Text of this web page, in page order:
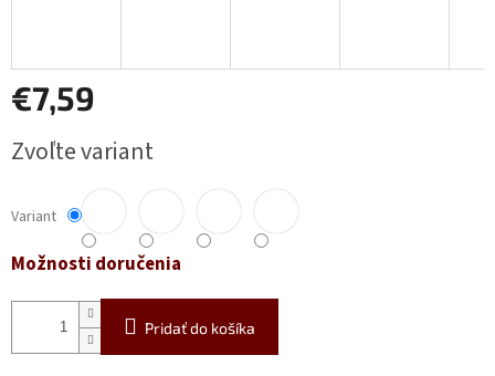
€7,59
cena:
Zvoľte variant
Variant
Možnosti doručenia
Pridať do košíka